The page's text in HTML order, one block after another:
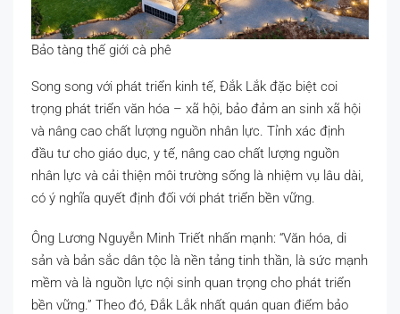
Bảo tàng thế giới cà phê
Song song với phát triển kinh tế, Đắk Lắk đặc biệt coi
trọng phát triển văn hóa – xã hội, bảo đảm an sinh xã hội
và nâng cao chất lượng nguồn nhân lực. Tỉnh xác định
đầu tư cho giáo dục, y tế, nâng cao chất lượng nguồn
nhân lực và cải thiện môi trường sống là nhiệm vụ lâu dài,
có ý nghĩa quyết định đối với phát triển bền vững.
Ông Lương Nguyễn Minh Triết nhấn mạnh: “Văn hóa, di
sản và bản sắc dân tộc là nền tảng tinh thần, là sức mạnh
mềm và là nguồn lực nội sinh quan trọng cho phát triển
bền vững.” Theo đó, Đắk Lắk nhất quán quan điểm bảo